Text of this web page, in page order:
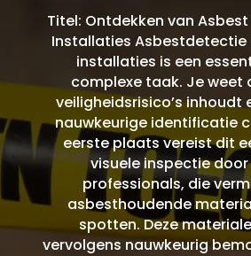
Titel: Ontdekken van
Installaties Asbestdetectie
installaties is een
complexe taak. Je weet
veiligheidsrisico’s inhoudt
nauwkeurige identificatie
eerste plaats vereist dit
visuele inspectie
professionals, die
asbesthoudende
spotten. Deze
vervolgens nauwkeurig